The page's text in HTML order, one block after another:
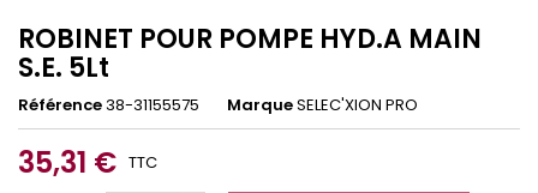
ROBINET POUR POMPE HYD.A MAIN
S.E. 5Lt
Référence38-31155575 MarqueSELEC'XION PRO
35,31 € TTC